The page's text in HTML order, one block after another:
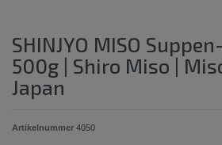
SHINJYO MISO
500g | Shiro Miso |
Japan
Artikelnummer 4050